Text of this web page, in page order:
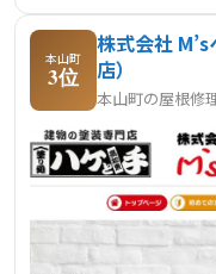
本山町
3位
株式会社
店）
本山町の屋根修